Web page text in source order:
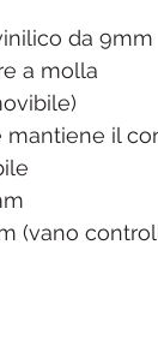
da 9mm
a molla
il
(vano